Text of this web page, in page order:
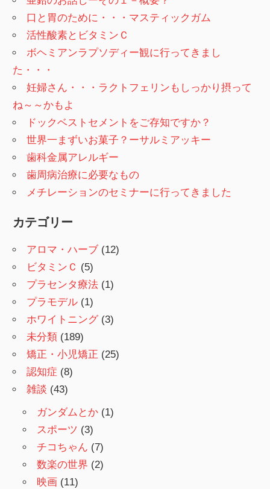
口と胃のために・・・マスティックガム
活性酸素とビタミンＣ
ボヘミアンラプソディー観に行ってきまし
た・・・
妊婦さん・・・ラクトフェリンもしっかり摂って
ね～～かもよ
ドックベストセメントをご存知ですか？
世界一まずいお菓子？ーサルミアッキー
歯科金属アレルギー
歯周病治療に必要なもの
メチレーションのセミナーに行ってきました
カテゴリー
アロマ・ハーブ(12)
ビタミンＣ (5)
プラセンタ療法 (1)
プラモデル (1)
ホワイトニング(3)
未分類 (189)
矯正・小児矯正 (25)
認知症 (8)
雑談 (43)
ガンダムとか (1)
スポーツ (3)
チコちゃん (7)
数楽の世界 (2)
映画 (11)